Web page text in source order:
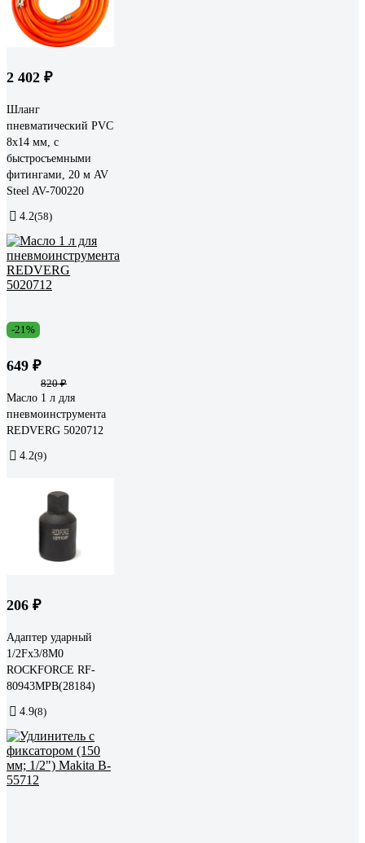
2 402 ₽
Шланг
пневматический PVC
8x14 мм, с
быстросъемными
фитингами, 20 м AV
Steel AV-700220
4.2(58)
-21%
649 ₽
820 ₽
Масло 1 л для
пневмоинструмента
REDVERG 5020712
4.2(9)
206 ₽
Адаптер ударный
1/2Fх3/8M0
ROCKFORCE RF-
80943MPB(28184)
4.9(8)